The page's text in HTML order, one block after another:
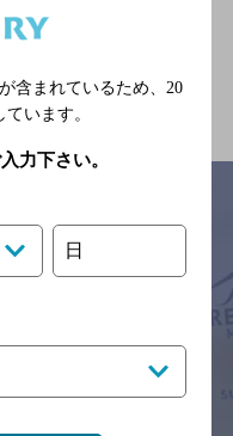
放題ありのお店
含まれているため、 20
います。
力下さい。
日